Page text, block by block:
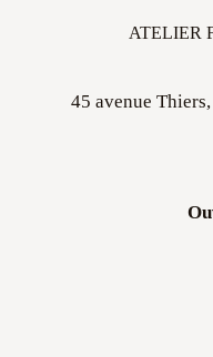
ATELIER
45 avenue